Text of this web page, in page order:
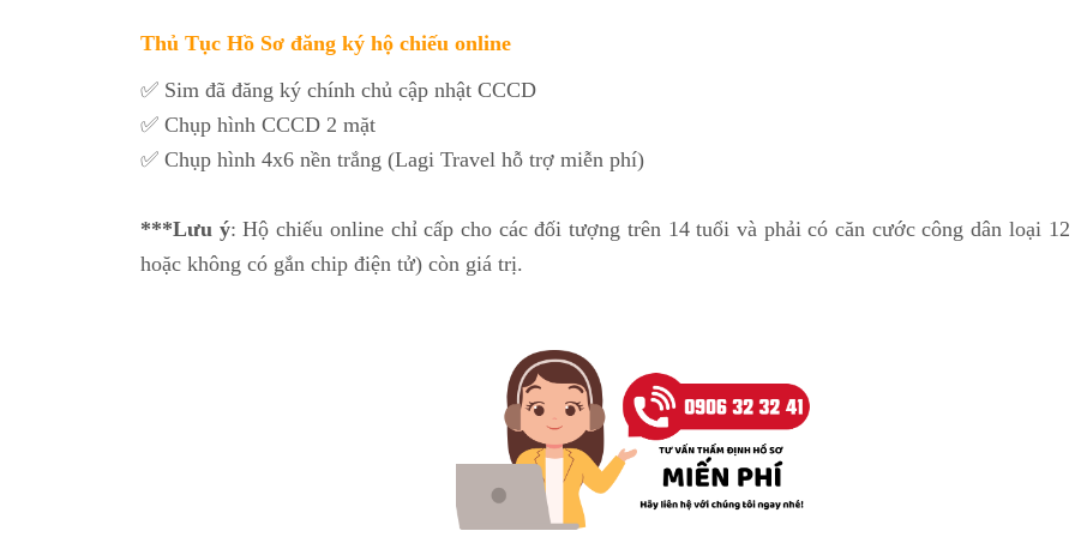
Thủ Tục Hồ Sơ đăng ký hộ chiếu online
✅ Sim đã đăng ký chính chủ cập nhật CCCD
✅ Chụp hình CCCD 2 mặt
✅ Chụp hình 4x6 nền trắng (Lagi Travel hỗ trợ miễn phí)
***Lưu ý: Hộ chiếu online chỉ cấp cho các đối tượng trên 14 tuổi và phải có căn cước công dân loại 12
hoặc không có gắn chip điện tử) còn giá trị.